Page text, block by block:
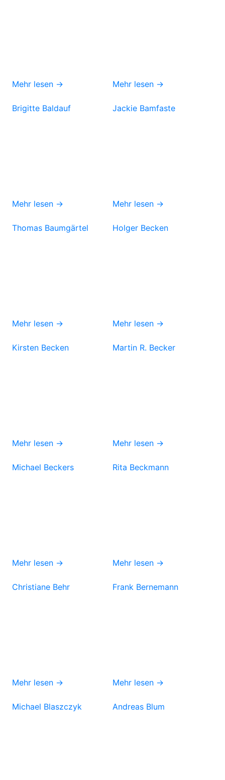
Mehr lesen → Mehr lesen →
Brigitte Baldauf
Mehr lesen →
Jackie Bamfaste
Mehr lesen →
Thomas Baumgärtel
Mehr lesen →
Holger Becken
Mehr lesen →
Kirsten Becken
Mehr lesen →
Martin R. Becker
Mehr lesen →
Michael Beckers
Mehr lesen →
Rita Beckmann
Mehr lesen →
Christiane Behr
Mehr lesen →
Frank Bernemann
Mehr lesen →
Michael Blaszczyk Andreas Blum